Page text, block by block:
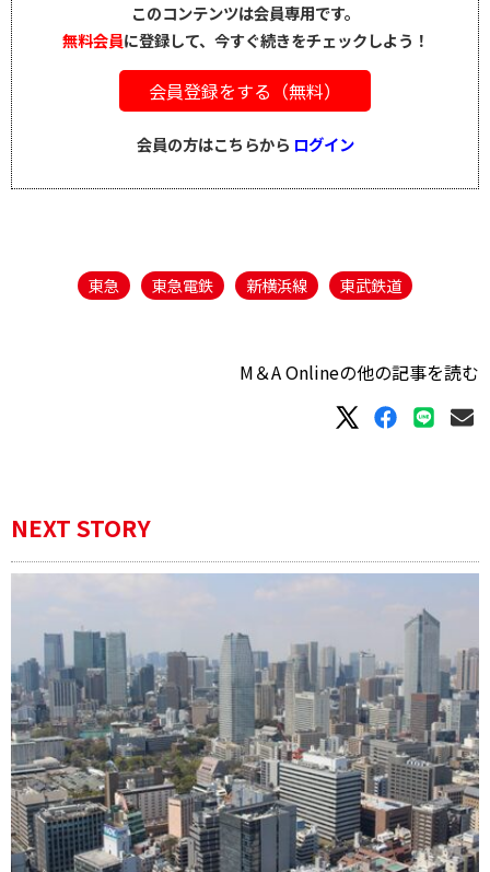
このコンテンツは会員専用です。
無料会員に登録して、今すぐ続きをチェックしよう！
会員登録をする（無料）
会員の方はこちらから ログイン
東急 東急電鉄 新横浜線 東武鉄道
M＆A Onlineの他の記事を読む
NEXT STORY